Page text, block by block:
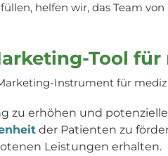
helfen wir, das Team
Tool
Instrument für
zu erhöhen und
der Patienten zu
Leistungen erhalten.